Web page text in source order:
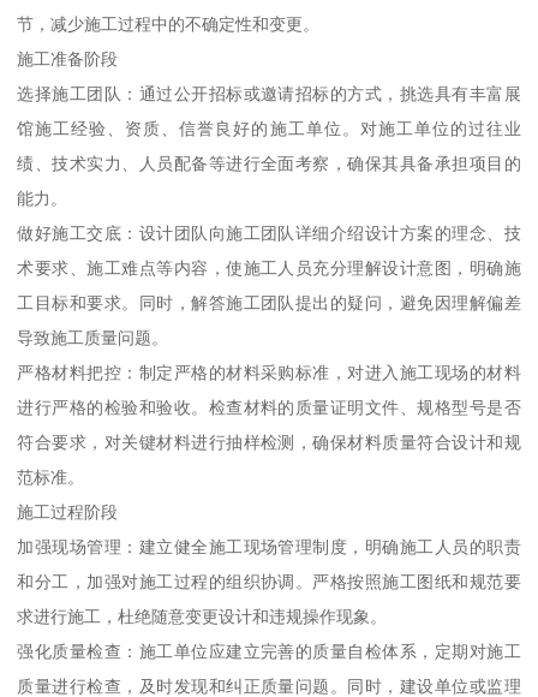
节，减少施工过程中的不确定性和变更。
施工准备阶段
选择施工团队：通过公开招标或邀请招标的方式，挑选具有丰富展
馆施工经验、资质、信誉良好的施工单位。对施工单位的过往业
绩、技术实力、人员配备等进行全面考察，确保其具备承担项目的
能力。
做好施工交底：设计团队向施工团队详细介绍设计方案的理念、技
术要求、施工难点等内容，使施工人员充分理解设计意图，明确施
工目标和要求。同时，解答施工团队提出的疑问，避免因理解偏差
导致施工质量问题。
严格材料把控：制定严格的材料采购标准，对进入施工现场的材料
进行严格的检验和验收。检查材料的质量证明文件、规格型号是否
符合要求，对关键材料进行抽样检测，确保材料质量符合设计和规
范标准。
施工过程阶段
加强现场管理：建立健全施工现场管理制度，明确施工人员的职责
和分工，加强对施工过程的组织协调。严格按照施工图纸和规范要
求进行施工，杜绝随意变更设计和违规操作现象。
强化质量检查：施工单位应建立完善的质量自检体系，定期对施工
质量进行检查，及时发现和纠正质量问题。同时，建设单位或监理